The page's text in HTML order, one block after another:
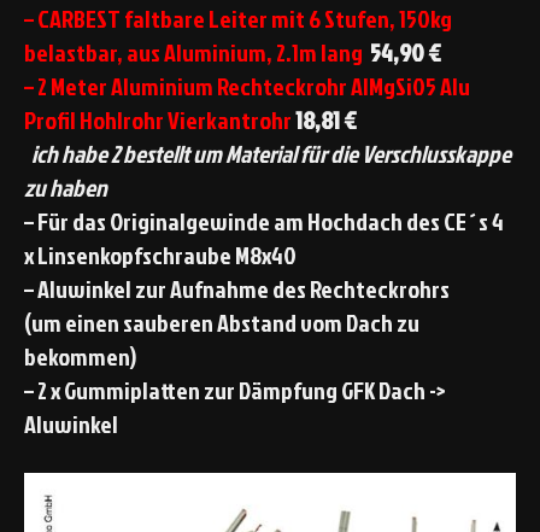
– CARBEST faltbare Leiter mit 6 Stufen, 150kg
belastbar, aus Aluminium, 2.1m lang 54,90 €
– 2 Meter Aluminium Rechteckrohr AlMgSi05 Alu
Profil Hohlrohr Vierkantrohr18,81 €
ich habe 2 bestellt um Material für die Verschlusskappe
zu haben
– Für das Originalgewinde am Hochdach des CE´s 4
x Linsenkopfschraube M8x40
– Aluwinkel zur Aufnahme des Rechteckrohrs
(um einen sauberen Abstand vom Dach zu
bekommen)
– 2 x Gummiplatten zur Dämpfung GFK Dach ->
Aluwinkel